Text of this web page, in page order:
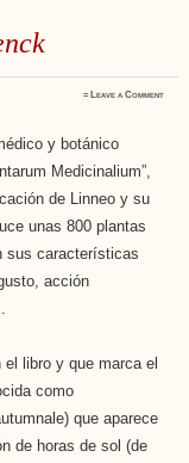
≈ Leave a Comment
y botánico
Medicinalium”,
de Linneo y su
unas 800 plantas
sus características
acción
libro y que marca el
como
que aparece
de horas de sol (de